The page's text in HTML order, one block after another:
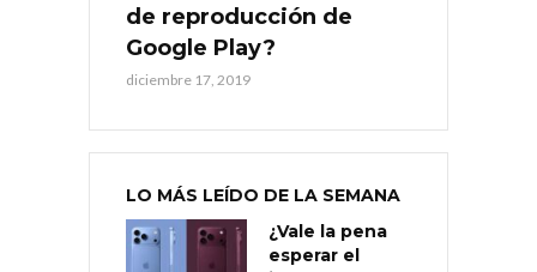
de reproducción de
Google Play?
diciembre 17, 2019
LO MÁS LEÍDO DE LA SEMANA
¿Vale la pena
esperar el